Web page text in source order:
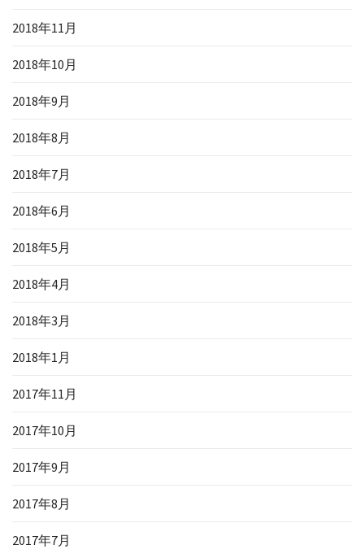
2018年11月
2018年10月
2018年9月
2018年8月
2018年7月
2018年6月
2018年5月
2018年4月
2018年3月
2018年1月
2017年11月
2017年10月
2017年9月
2017年8月
2017年7月